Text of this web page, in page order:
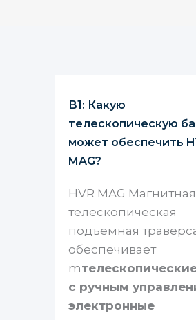
В1: Какую
телескопическую
может обеспечить
MAG?
HVR MAG Магнитная
телескопическая
подъемная
обеспечивает
m
с ручным
электронные